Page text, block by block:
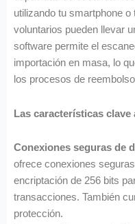
utilizando tu smartphone
voluntarios pueden llevar
software permite el
importación en masa, lo
los procesos de
Las características clave
Conexiones seguras de
ofrece conexiones
encriptación de 256 bits
transacciones. También
protección.